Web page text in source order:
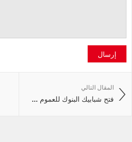
إرسال
المقال التالي
فتح شبابيك البنوك للعموم ...